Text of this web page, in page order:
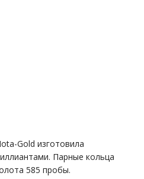
Gold изготовила
Парные кольца
585 пробы.